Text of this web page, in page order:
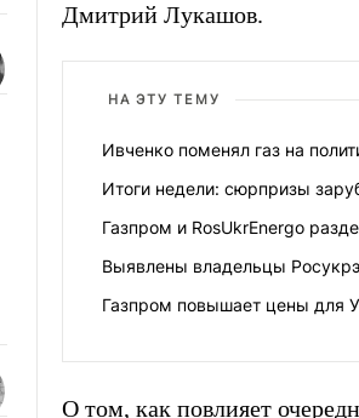
Дмитрий Лукашов.
НА ЭТУ ТЕМУ
Ивченко поменял газ на
Итоги недели: сюрпризы
Газпром и RosUkrEnergo
Выявлены владельцы
Газпром повышает цены для
О том, как повлияет